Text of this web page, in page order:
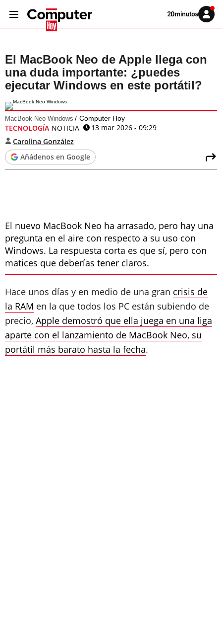
Volver
Iniciar
sesión
El MacBook Neo de Apple llega con
una duda importante: ¿puedes
ejecutar Windows en este portátil?
MacBook Neo Windows Computer Hoy
TECNOLOGÍA NOTICIA
13 mar 2026 - 09:29
Carolina González
Añádenos en Google
El nuevo MacBook Neo ha arrasado, pero hay una
pregunta en el aire con respecto a su uso con
Windows. La respuesta corta es que sí, pero con
matices que deberías tener claros.
Hace unos días y en medio de una gran crisis de
la RAM en la que todos los PC están subiendo de
precio, Apple demostró que ella juega en una liga
aparte con el lanzamiento de MacBook Neo, su
portátil más barato hasta la fecha.